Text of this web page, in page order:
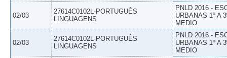
02/03
27614C0102L-PORTUGUÊS
LINGUAGENS
PNLD 2016 -
URBANAS 1º A
MEDIO
02/03
27614C0102L-PORTUGUÊS
LINGUAGENS
PNLD 2016 -
URBANAS 1º A
MEDIO